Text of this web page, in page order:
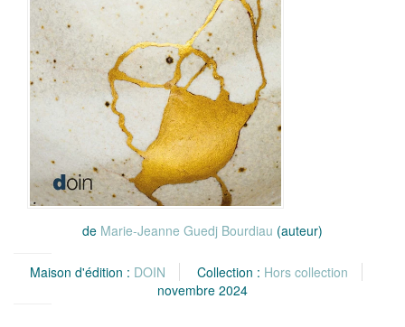
de Marie-Jeanne Guedj Bourdiau (auteur)
Maison d'édition : DOIN Collection : Hors collection
novembre 2024